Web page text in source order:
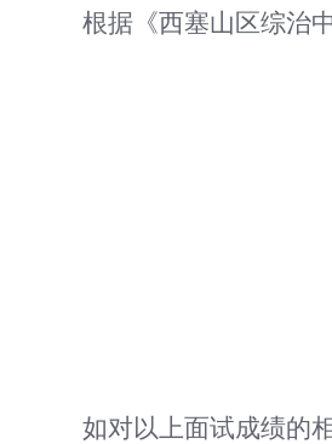
根据《西塞山区综治
如对以上面试成绩的